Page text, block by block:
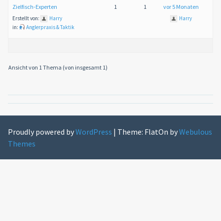
Zielfisch-Experten
Erstellt von:
Harry
in:
Anglerpraxis & Taktik
1 1 vor 5 Monaten
Harry
Ansicht von 1 Thema (von insgesamt 1)
Proudly powered byWordPress | Theme: FlatOn byWebulous
Themes